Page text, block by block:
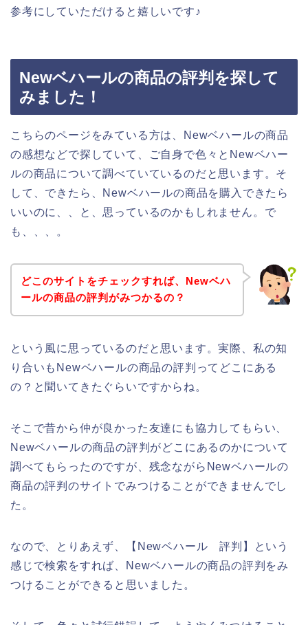
参考にしていただけると嬉しいです♪
Newベハールの商品の評判を探して
みました！
こちらのページをみている方は、Newベハールの商品
の感想などで探していて、ご自身で色々とNewベハー
ルの商品について調べていているのだと思います。そ
して、できたら、Newベハールの商品を購入できたら
いいのに、、と、思っているのかもしれません。で
も、、、。
どこのサイトをチェックすれば、Newベハ
ールの商品の評判がみつかるの？
という風に思っているのだと思います。実際、私の知
り合いもNewベハールの商品の評判ってどこにある
の？と聞いてきたぐらいですからね。
そこで昔から仲が良かった友達にも協力してもらい、
Newベハールの商品の評判がどこにあるのかについて
調べてもらったのですが、残念ながらNewベハールの
商品の評判のサイトでみつけることができませんでし
た。
なので、とりあえず、【Newベハール 評判】という
感じで検索をすれば、Newベハールの商品の評判をみ
つけることができると思いました。